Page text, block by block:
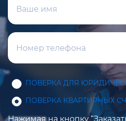
ПОВЕРКА ДЛЯ
ПОВЕРКА КВАРТИРНЫХ
Нажимая на кнопку